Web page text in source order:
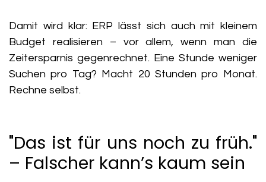
Damit wird klar: ERP lässt sich auch mit kleinem
Budget realisieren – vor allem, wenn man die
Zeitersparnis gegenrechnet. Eine Stunde weniger
Suchen pro Tag? Macht 20 Stunden pro Monat.
Rechne selbst.
"Das ist für uns noch zu früh."
– Falscher kann’s kaum sein